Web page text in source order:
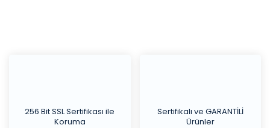
256 Bit SSL Sertifikası ile
Koruma
Sertifikalı ve GARANTİLİ
Ürünler